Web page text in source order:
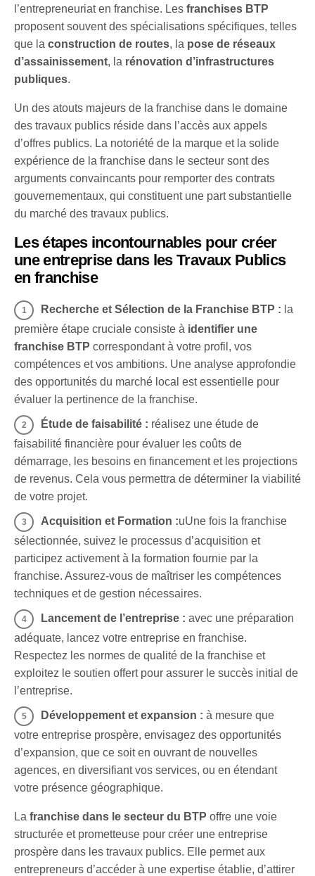
l’entrepreneuriat en franchise. Lesfranchises BTP
proposent souvent des spécialisations spécifiques, telles
que laconstruction de routes, la pose de réseaux
d’assainissement, la rénovation d’infrastructures
publiques.
Un des atouts majeurs de la franchise dans le domaine
des travaux publics réside dans l’accès aux appels
d’offres publics. La notoriété de la marque et la solide
expérience de la franchise dans le secteur sont des
arguments convaincants pour remporter des contrats
gouvernementaux, qui constituent une part substantielle
du marché des travaux publics.
Les étapes incontournables pour créer
une entreprise dans les Travaux Publics
en franchise
Recherche et Sélection de la Franchise BTP : la
première étape cruciale consiste à identifier une
franchise BTP correspondant à votre profil, vos
compétences et vos ambitions. Une analyse approfondie
des opportunités du marché local est essentielle pour
évaluer la pertinence de la franchise.
Étude de faisabilité : réalisez une étude de
faisabilité financière pour évaluer les coûts de
démarrage, les besoins en financement et les projections
de revenus. Cela vous permettra de déterminer la viabilité
de votre projet.
Acquisition et Formation :uUne fois la franchise
sélectionnée, suivez le processus d’acquisition et
participez activement à la formation fournie par la
franchise. Assurez-vous de maîtriser les compétences
techniques et de gestion nécessaires.
Lancement de l’entreprise : avec une préparation
adéquate, lancez votre entreprise en franchise.
Respectez les normes de qualité de la franchise et
exploitez le soutien offert pour assurer le succès initial de
l’entreprise.
Développement et expansion : à mesure que
votre entreprise prospère, envisagez des opportunités
d’expansion, que ce soit en ouvrant de nouvelles
agences, en diversifiant vos services, ou en étendant
votre présence géographique.
Lafranchise dans le secteur du BTP offre une voie
structurée et prometteuse pour créer une entreprise
prospère dans les travaux publics. Elle permet aux
entrepreneurs d’accéder à une expertise établie, d’attirer